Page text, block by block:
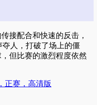
接配合和快速的反击，
人，打破了场上的僵
但比赛的激烈程度依然
正赛，高清版